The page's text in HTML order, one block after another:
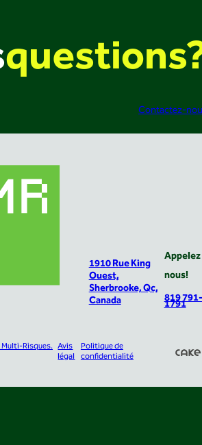
Contactez-
1910 Rue King
Ouest,
Sherbrooke, Qc,
Canada
Appelez
nous!
819 791-
1791
Risques. Avis
légal
Politique de
confidentialité